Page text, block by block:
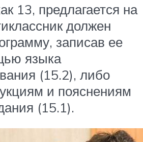
13, предлагается на
должен
записав ее
языка
(15.2), либо
и пояснениям
(15.1).